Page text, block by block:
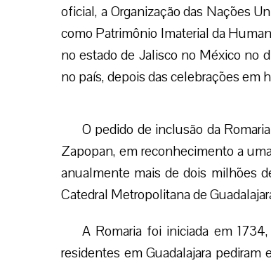
oficial, a Organização das Nações
como Patrimônio Imaterial da
no estado de Jalisco no México no
no país, depois das celebrações em
O pedido de inclusão da
Zapopan, em reconhecimento a
anualmente mais de dois milhões
Catedral Metropolitana de
A Romaria foi iniciada em
residentes em Guadalajara